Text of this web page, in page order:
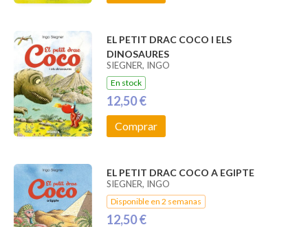
EL PETIT DRAC COCO I ELS
DINOSAURES
SIEGNER, INGO
En stock
12,50 €
Comprar
EL PETIT DRAC COCO A EGIPTE
SIEGNER, INGO
Disponible en 2 semanas
12,50 €